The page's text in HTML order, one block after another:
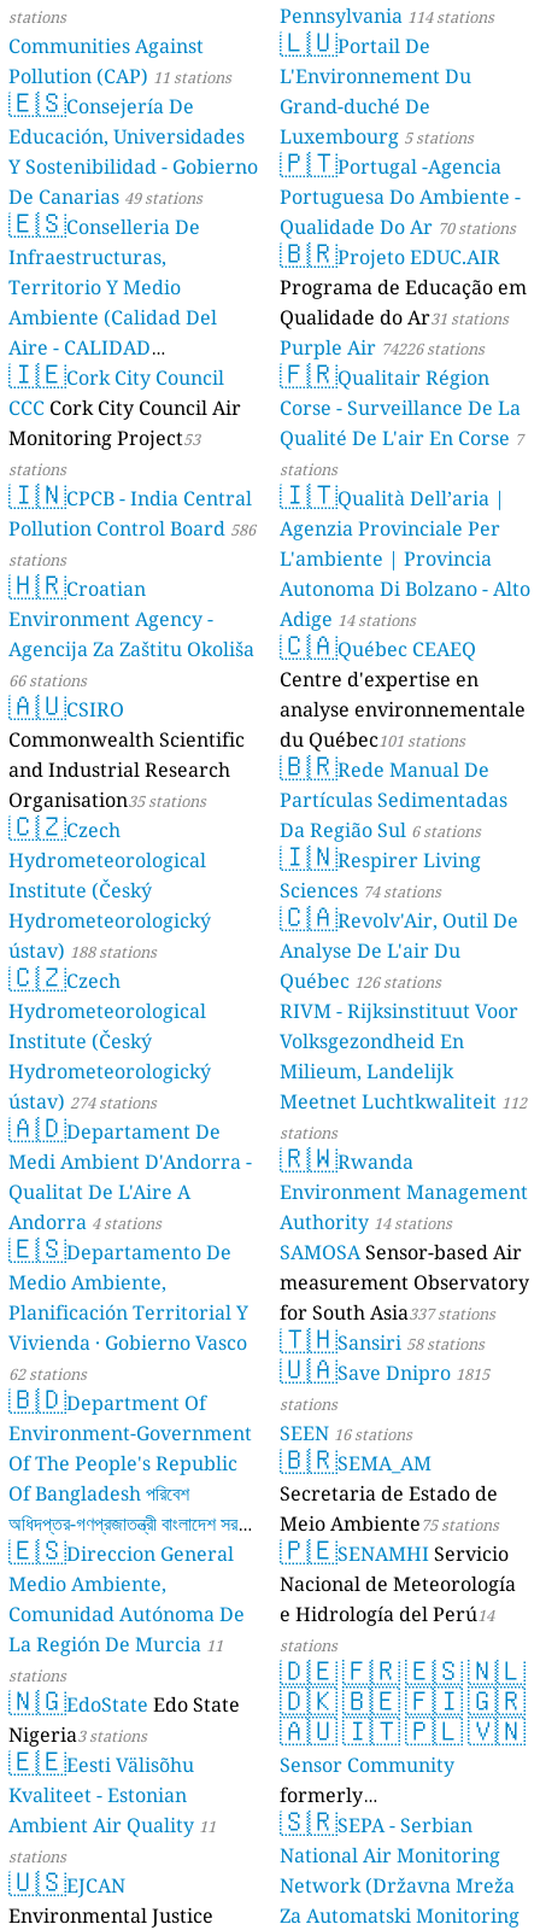
stations
Communities Against
Pollution (CAP) 11 stations
🇪🇸Consejería De
Educación, Universidades
Y Sostenibilidad - Gobierno
De Canarias 49 stations
🇪🇸Conselleria De
Infraestructuras,
Territorio Y Medio
Ambiente (Calidad Del
Aire - CALIDAD
AMBIENTAL) 23 stations
🇮🇪Cork City Council
CCC Cork City Council Air
Monitoring Project53
stations
🇮🇳CPCB - India Central
Pollution Control Board 586
stations
🇭🇷Croatian
Environment Agency -
Agencija Za Zaštitu Okoliša
66 stations
🇦🇺CSIRO
Commonwealth Scientific
and Industrial Research
Organisation35 stations
🇨🇿Czech
Hydrometeorological
Institute (Český
Hydrometeorologický
ústav) 188 stations
🇨🇿Czech
Hydrometeorological
Institute (Český
Hydrometeorologický
ústav) 274 stations
🇦🇩Departament De
Medi Ambient D'Andorra -
Qualitat De L'Aire A
Andorra 4 stations
🇪🇸Departamento De
Medio Ambiente,
Planificación Territorial Y
Vivienda · Gobierno Vasco
62 stations
🇧🇩Department Of
Environment-Government
Of The People's Republic
Of Bangladesh পরিবেশ
অধিদপ্তর-গণপ্রজাতন্ত্রী বাংলাদেশ সরকার
17 stations
🇪🇸Direccion General
Medio Ambiente,
Comunidad Autónoma De
La Región De Murcia 11
stations
🇳🇬EdoState Edo State
Nigeria3 stations
🇪🇪Eesti Välisõhu
Kvaliteet - Estonian
Ambient Air Quality 11
stations
🇺🇸EJCAN
Environmental Justice
Pennsylvania 114 stations
🇱🇺Portail De
L'Environnement Du
Grand-duché De
Luxembourg 5 stations
🇵🇹Portugal -Agencia
Portuguesa Do Ambiente -
Qualidade Do Ar 70 stations
🇧🇷Projeto EDUC.AIR
Programa de Educação em
Qualidade do Ar31 stations
Purple Air 74226 stations
🇫🇷Qualitair Région
Corse - Surveillance De La
Qualité De L'air En Corse 7
stations
🇮🇹Qualità Dell’aria |
Agenzia Provinciale Per
L'ambiente | Provincia
Autonoma Di Bolzano - Alto
Adige 14 stations
🇨🇦Québec CEAEQ
Centre d'expertise en
analyse environnementale
du Québec101 stations
🇧🇷Rede Manual De
Partículas Sedimentadas
Da Região Sul 6 stations
🇮🇳Respirer Living
Sciences 74 stations
🇨🇦Revolv'Air, Outil De
Analyse De L'air Du
Québec 126 stations
RIVM - Rijksinstituut Voor
Volksgezondheid En
Milieum, Landelijk
Meetnet Luchtkwaliteit 112
stations
🇷🇼Rwanda
Environment Management
Authority 14 stations
SAMOSASensor-based Air
measurement Observatory
for South Asia337 stations
🇹🇭Sansiri 58 stations
🇺🇦Save Dnipro 1815
stations
SEEN 16 stations
🇧🇷SEMA_AM
Secretaria de Estado de
Meio Ambiente75 stations
🇵🇪SENAMHIServicio
Nacional de Meteorología
e Hidrología del Perú14
stations
🇩🇪🇫🇷🇪🇸🇳🇱
🇩🇰🇧🇪🇫🇮🇬🇷
🇦🇺🇮🇹🇵🇱🇻🇳
Sensor Community
formerly
luftdaten.info35815 stations
🇸🇷SEPA - Serbian
National Air Monitoring
Network (Državna Mreža
Za Automatski Monitoring